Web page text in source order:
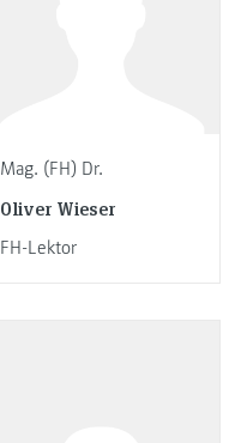
Mag. (FH) Dr.
Oliver Wieser
FH-Lektor